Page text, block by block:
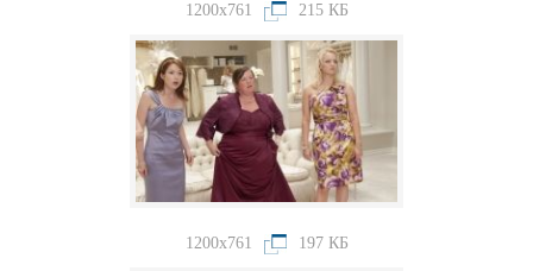
1200x761 215 КБ
1200x761 197 КБ